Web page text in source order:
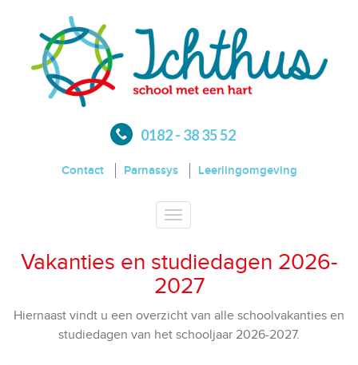
0182 - 38 35 52
Contact Parnassys Leerlingomgeving
Toggle
navigation
Vakanties en studiedagen 2026-
2027
Hiernaast vindt u een overzicht van alle schoolvakanties en
studiedagen van het schooljaar 2026-2027.